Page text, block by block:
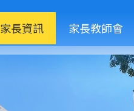
家長資訊 家長教師會